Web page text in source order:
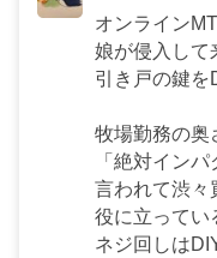
オンライン
娘が侵入して
引き戸の鍵を
牧場勤務の奥
「絶対イン
言われて渋々
役に立ってい
ネジ回しは